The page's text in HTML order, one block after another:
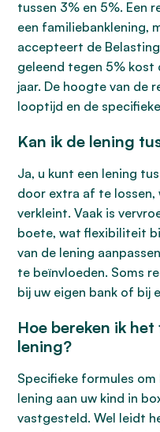
tussen 3% en 5%. Een
een familiebanklening,
accepteert de
geleend tegen 5%
jaar. De hoogte van de
looptijd en de
Kan ik de lening
Ja, u kunt een lening
door extra af te
verkleint. Vaak is
boete, wat flexibiliteit
van de lening
te beïnvloeden. Soms
bij uw eigen bank of bij
Hoe bereken ik
lening?
Specifieke formules
lening aan uw kind in
vastgesteld. Wel leidt